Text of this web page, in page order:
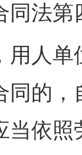
同法
人单
同的
当依